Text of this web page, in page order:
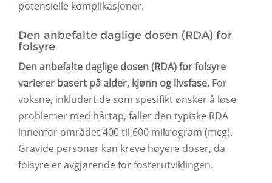
potensielle komplikasjoner.
Den anbefalte daglige dosen (RDA) for
folsyre
Den anbefalte daglige dosen (RDA) for folsyre
varierer basert på alder, kjønn og livsfase. For
voksne, inkludert de som spesifikt ønsker å løse
problemer med hårtap, faller den typiske RDA
innenfor området 400 til 600 mikrogram (mcg).
Gravide personer kan kreve høyere doser, da
folsyre er avgjørende for fosterutviklingen.